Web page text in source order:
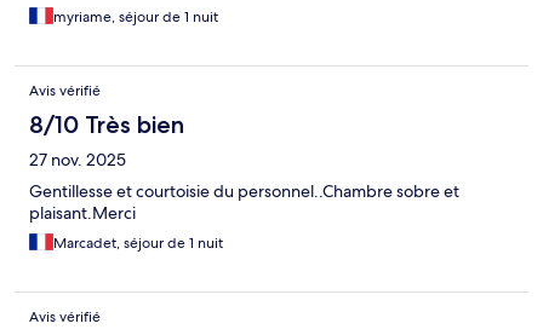
myriame, séjour de 1 nuit
Avis vérifié
8/10 Très bien
27 nov. 2025
Gentillesse et courtoisie du personnel..Chambre sobre et
plaisant.Merci
Marcadet, séjour de 1 nuit
Avis vérifié